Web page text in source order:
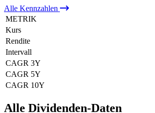
Alle Kennzahlen
METRIK
Kurs
Rendite
Intervall
CAGR 3Y
CAGR 5Y
CAGR 10Y
Alle Dividenden-Daten